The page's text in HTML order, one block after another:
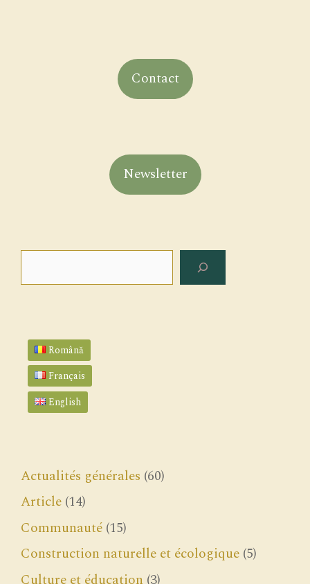
Contact
Newsletter
Română
Français
English
Actualités générales (60)
Article (14)
Communauté (15)
Construction naturelle et écologique (5)
Culture et éducation (3)